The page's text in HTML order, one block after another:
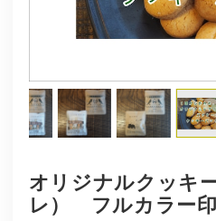
オリジナルクッキ
レ） フルカラー